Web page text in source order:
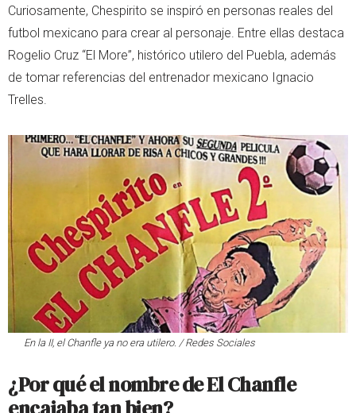
Curiosamente, Chespirito se inspiró en personas reales del
futbol mexicano para crear al personaje. Entre ellas destaca
Rogelio Cruz “El More”, histórico utilero del Puebla, además
de tomar referencias del entrenador mexicano Ignacio
Trelles.
En la II, el Chanfle ya no era utilero. / Redes Sociales
¿Por qué el nombre de El Chanfle